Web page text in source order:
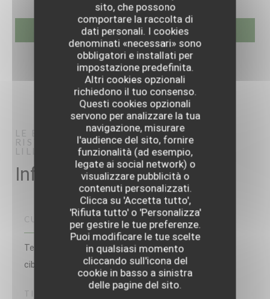
sito, che possono
comportare la raccolta di
dati personali. I cookies
denominati «necessari» sono
obbligatori e installati per
impostazione predefinita.
Altri cookies opzionali
richiedono il tuo consenso.
Questi cookies opzionali
servono per analizzare la tua
navigazione, misurare
l'audience del sito, fornire
funzionalità (ad esempio,
legate ai social network) o
visualizzare pubblicità o
contenuti personalizzati.
Clicca su 'Accetta tutto',
'Rifiuta tutto' o 'Personalizza'
per gestire le tue preferenze.
Puoi modificare le tue scelte
in qualsiasi momento
cliccando sull'icona del
cookie in basso a sinistra
delle pagine del sito.
LE BRAQUE
RISTORANTE GOURMET
LILLE
Informazioni pratiche
CUCINA
Terroir, Gastronomico, Fatto in casa, Cucina creativa, Il
cibo locale
TIPOLOGIA